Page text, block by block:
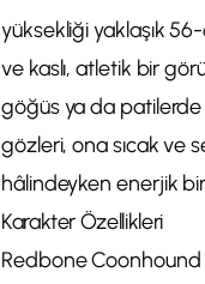
yüksekliği yaklaşık
ve kaslı, atletik bir
göğüs ya da patilerde
gözleri, ona sıcak ve
hâlindeyken enerjik bir
Karakter Özellikleri
Redbone Coonhound